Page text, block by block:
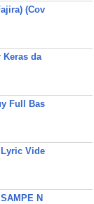
(Cov
Keras da
Full Bas
Vide
N